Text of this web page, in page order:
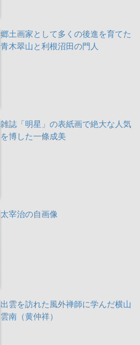
郷土画家として多くの後進を育てた
青木翠山と利根沼田の門人
雑誌「明星」の表紙画で絶大な人気
を博した一條成美
太宰治の自画像
出雲を訪れた風外禅師に学んだ横山
雲南（黄仲祥）